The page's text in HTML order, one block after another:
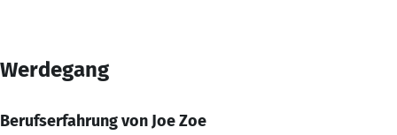
Werdegang
Berufserfahrung von Joe Zoe